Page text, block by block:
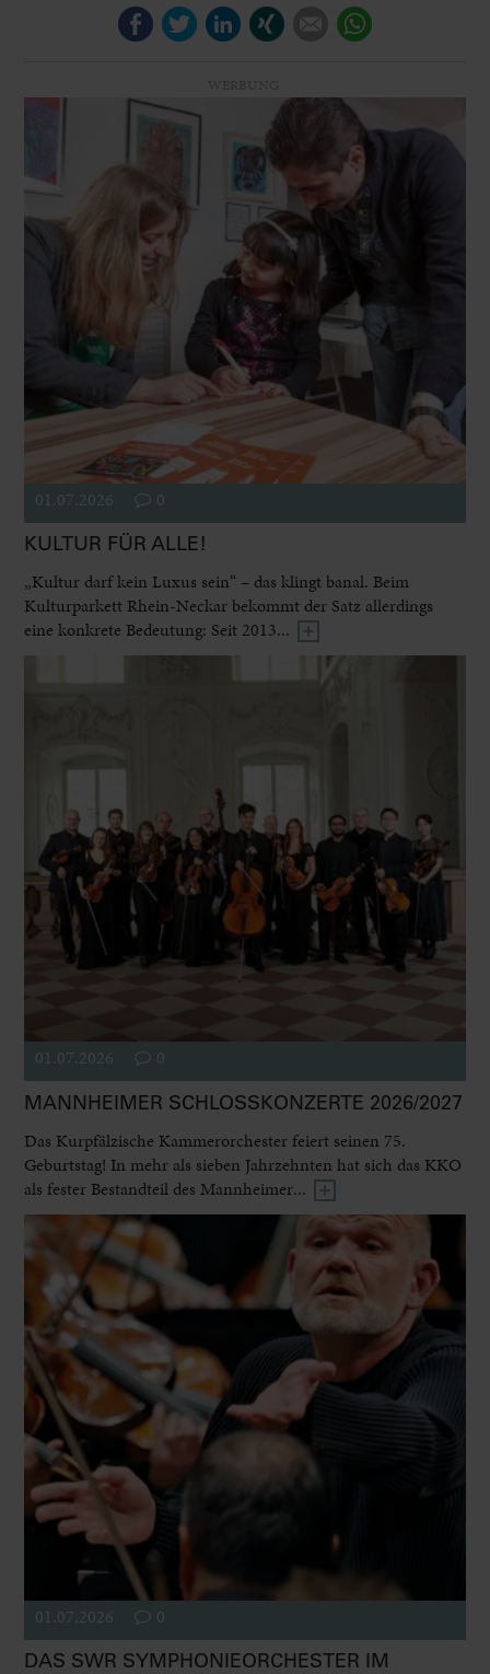
FacebookTwitterLinkedIn E-mail
01.07.2026 0
KULTUR FÜR ALLE!
„Kultur darf kein Luxus sein“ – das klingt banal. Beim
Kulturparkett Rhein-Neckar bekommt der Satz allerdings
eine konkrete Bedeutung: Seit 2013...
01.07.2026 0
MANNHEIMER SCHLOSSKONZERTE 2026/2027
Das Kurpfälzische Kammerorchester feiert seinen 75.
Geburtstag! In mehr als sieben Jahrzehnten hat sich das KKO
als fester Bestandteil des Mannheimer...
01.07.2026 0
DAS SWR SYMPHONIEORCHESTER IM